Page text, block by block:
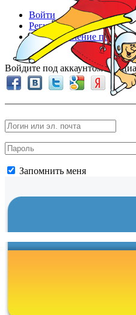
Войти
Регистрация
Восстановление пароля
Войдите под аккаунтом в
Запомнить меня